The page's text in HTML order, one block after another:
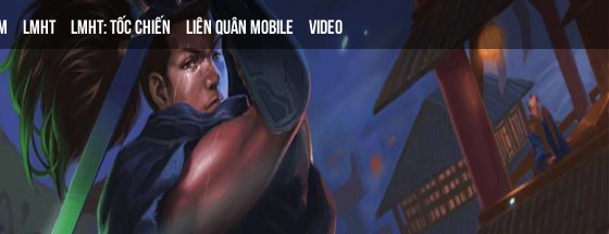
LMHT LMHT: TỐC CHIẾN LIÊN QUÂN MOBILE VIDEO